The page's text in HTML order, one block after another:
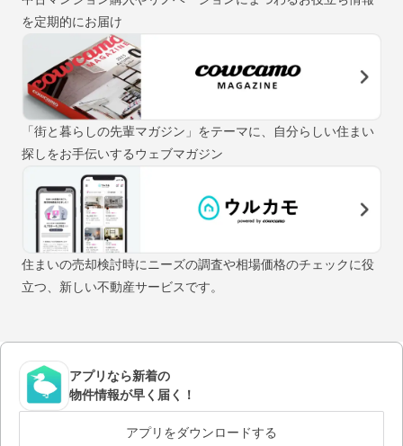
を定期的にお届け
「街と暮らしの先輩マガジン」をテーマに、自分らしい住まい
探しをお手伝いするウェブマガジン
住まいの売却検討時にニーズの調査や相場価格のチェックに役
立つ、新しい不動産サービスです。
アプリなら新着の
物件情報が早く届く！
アプリをダウンロードする